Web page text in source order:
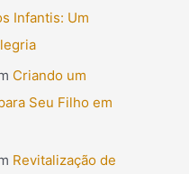
Infantis: Um
Criando um
Seu Filho em
Revitalização de